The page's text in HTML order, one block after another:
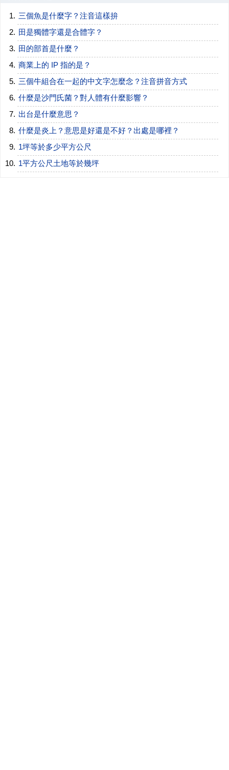
三個魚是什麼字？注音這樣拚
田是獨體字還是合體字？
田的部首是什麼？
商業上的 IP 指的是？
三個牛組合在一起的中文字怎麼念？注音拼音方式
什麼是沙門氏菌？對人體有什麼影響？
出台是什麼意思？
什麼是炎上？意思是好還是不好？出處是哪裡？
1坪等於多少平方公尺
1平方公尺土地等於幾坪